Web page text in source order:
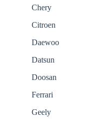
Chery
Citroen
Daewoo
Datsun
Doosan
Ferrari
Geely